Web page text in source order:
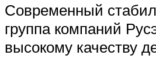
Современный
группа компаний
высокому качеству